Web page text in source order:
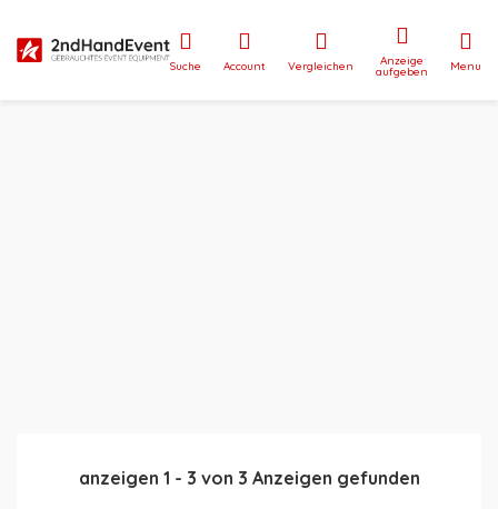
Suche Account Vergleichen Anzeige
aufgeben Menu
anzeigen 1 - 3 von 3 Anzeigen gefunden